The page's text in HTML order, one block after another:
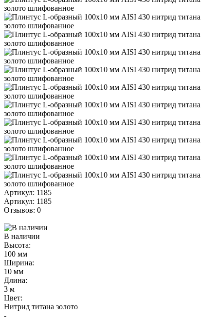
Артикул: 1185
Артикул: 1185
Отзывов: 0
В наличии
Высота:
100 мм
Ширина:
10 мм
Длина:
3 м
Цвет:
Нитрид титана золото
-